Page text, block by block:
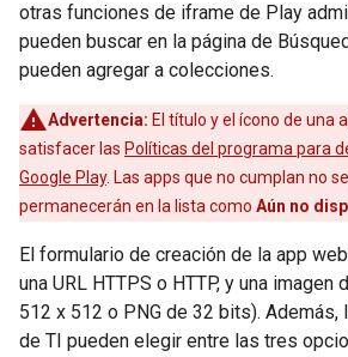
otras funciones de iframe de Play
pueden buscar en la página de
pueden agregar a colecciones.
Advertencia: El título y el ícono de una
satisfacer las Políticas del programa para
Google Play. Las apps que no cumplan no
permanecerán en la lista como Aún no
El formulario de creación de la app
una URL HTTPS o HTTP, y una imagen
512 x 512 o PNG de 32 bits).
de TI pueden elegir entre las tres